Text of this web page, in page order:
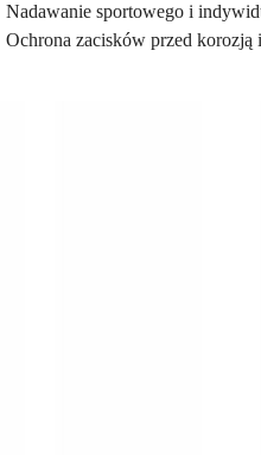
Nadawanie sportowego i
Ochrona zacisków przed korozją